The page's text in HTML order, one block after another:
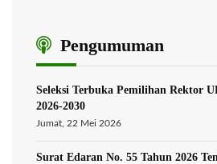
Pengumuman
Seleksi Terbuka Pemilihan Rektor
2026-2030
Jumat, 22 Mei 2026
Surat Edaran No. 55 Tahun 2026